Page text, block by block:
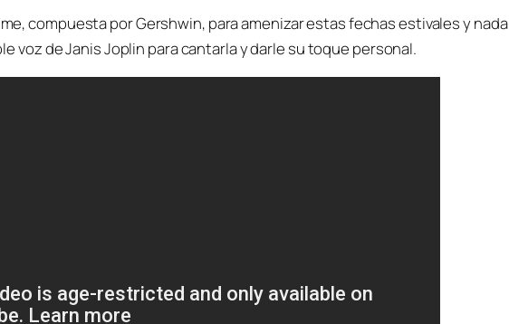
compuesta por Gershwin, para amenizar estas fechas estivales y nada
voz de Janis Joplin para cantarla y darle su toque personal.